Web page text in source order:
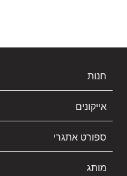
חנות
אייקונים
ספורט אתגרי
מותג